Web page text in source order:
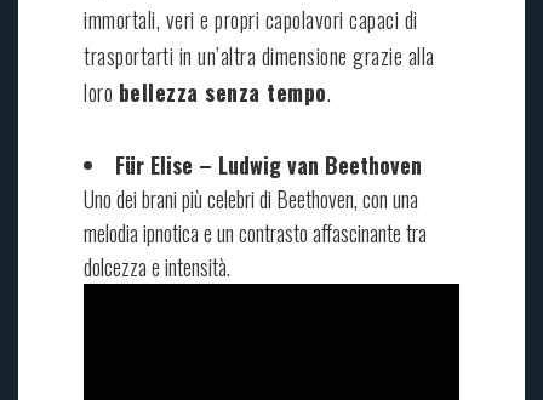
immortali, veri e propri capolavori capaci di
trasportarti in un’altra dimensione grazie alla
loro bellezza senza tempo.
Für Elise – Ludwig van Beethoven
Uno dei brani più celebri di Beethoven, con una
melodia ipnotica e un contrasto affascinante tra
dolcezza e intensità.